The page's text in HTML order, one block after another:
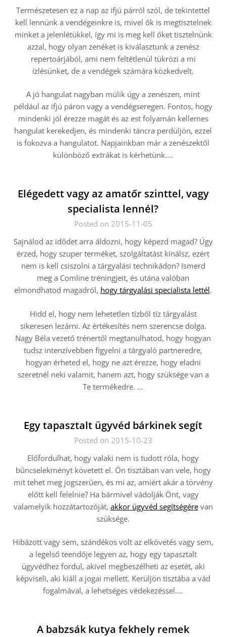
Természetesen ez a nap az ifjú párról szól, de tekintettel
kell lennünk a vendégeinkre is, mivel ők is megtisztelnek
minket a jelenlétükkel, így mi is meg kell őket tisztelnünk
azzal, hogy olyan zenéket is kiválasztunk a zenész
repertoárjából, ami nem feltétlenül tükrözi a mi
ízlésünket, de a vendégek számára közkedvelt.
A jó hangulat nagyban múlik úgy a zenészen, mint
például az ifjú páron vagy a vendégseregen. Fontos, hogy
mindenki jól érezze magát és az est folyamán kellemes
hangulat kerekedjen, és mindenki táncra perdüljön, ezzel
is fokozva a hangulatot. Napjainkban már a zenészektől
különböző extrákat is kérhetünk.…
Elégedett vagy az amatőr szinttel, vagy
specialista lennél?
Posted on 2015-11-05
Sajnálod az idődet arra áldozni, hogy képezd magad? Úgy
érzed, hogy szuper terméket, szolgáltatást kínálsz, ezért
nem is kell csiszolni a tárgyalási technikádon? Ismerd
meg a Comline tréningjeit, és utána valóban
elmondhatod magadról, hogy tárgyalási specialista lettél.
Hidd el, hogy nem lehetetlen tízből tíz tárgyalást
sikeresen lezárni. Az értékesítés nem szerencse dolga.
Nagy Béla vezető trénertől megtanulhatod, hogy hogyan
tudsz intenzívebben figyelni a tárgyaló partneredre,
hogyan érheted el, hogy ne azt érezze, hogy eladni
szeretnél neki valamit, hanem azt, hogy szüksége van a
Te termékedre. …
Egy tapasztalt ügyvéd bárkinek segít
Posted on 2015-10-23
Előfordulhat, hogy valaki nem is tudott róla, hogy
bűncselekményt követett el. Ön tisztában van vele, hogy
mit tehet meg jogszerűen, és mi az, amiért akár a törvény
előtt kell felelnie? Ha bármivel vádolják Önt, vagy
valamelyik hozzátartozóját, akkor ügyvéd segítségérevan
szüksége.
Hibázott vagy sem, szándékos volt az elkövetés vagy sem,
a legelső teendője legyen az, hogy egy tapasztalt
ügyvédhez fordul, akivel megbeszélheti az esetét, aki
képviseli, aki kiáll a jogai mellett. Kerüljön tisztába a vád
fogalmával, a lehetséges védekezéssel.…
A babzsák kutya fekhely remek